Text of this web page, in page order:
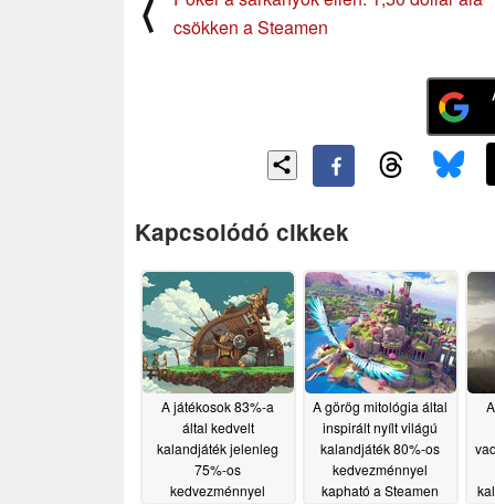
⟨
csökken a Steamen
Kapcsolódó cikkek
A játékosok 83%-a
által kedvelt
kalandjáték jelenleg
75%-os
kedvezménnyel
A görög mitológia által
inspirált nyílt világú
kalandjáték 80%-os
kedvezménnyel
kapható a Steamen